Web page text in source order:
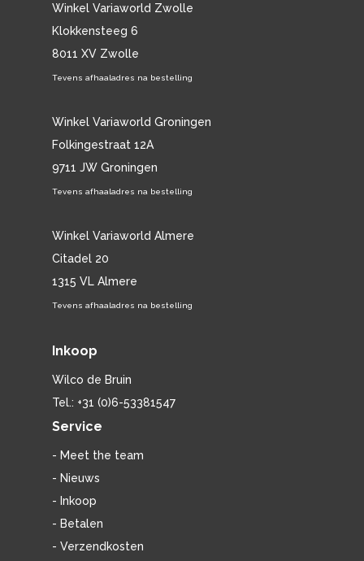
Winkel Variaworld Zwolle
Klokkensteeg 6
8011 XV Zwolle
Tevens afhaaladres na bestelling
Winkel Variaworld Groningen
Folkingestraat 12A
9711 JW Groningen
Tevens afhaaladres na bestelling
Winkel Variaworld Almere
Citadel 20
1315 VL Almere
Tevens afhaaladres na bestelling
Inkoop
Wilco de Bruin
Tel.: +31 (0)6-53381547
Service
- Meet the team
- Nieuws
- Inkoop
- Betalen
- Verzendkosten